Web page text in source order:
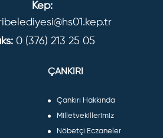
Kep:
0 (376) 213 25 05
ÇANKIRI
Çankırı Hakkında
Milletvekillerimiz
Nöbetçi Eczaneler